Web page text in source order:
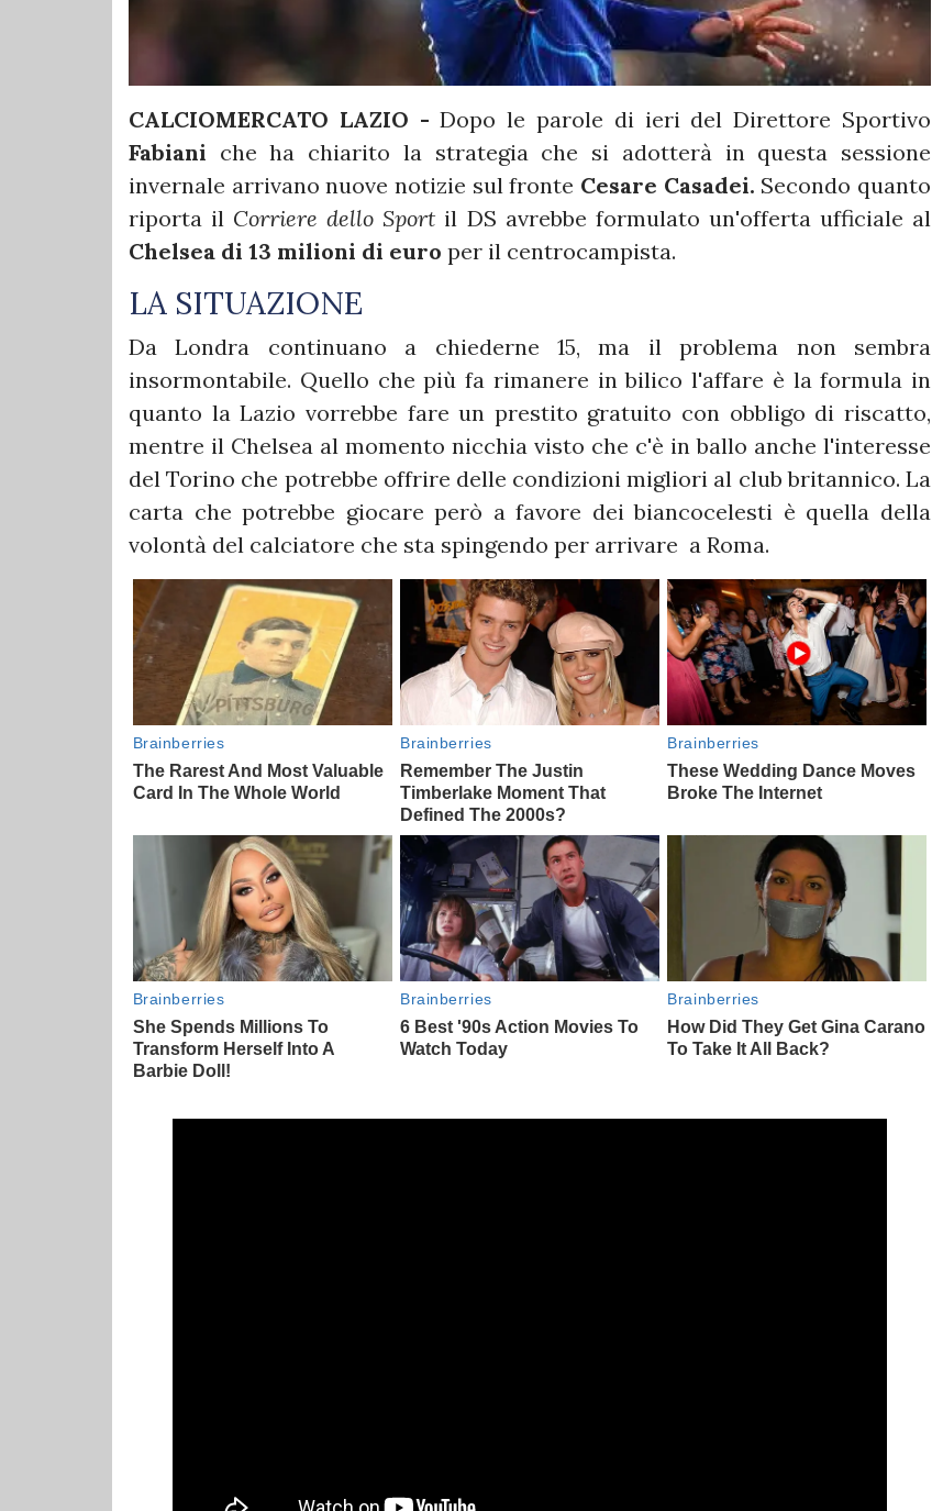
CALCIOMERCATO LAZIO - Dopo le parole di ieri del Direttore Sportivo
Fabiani che ha chiarito la strategia che si adotterà in questa sessione
invernale arrivano nuove notizie sul fronte Cesare Casadei. Secondo quanto
riporta il Corriere dello Sport il DS avrebbe formulato un'offerta ufficiale al
Chelsea di 13 milioni di euro per il centrocampista.
LA SITUAZIONE
Da Londra continuano a chiederne 15, ma il problema non sembra
insormontabile. Quello che più fa rimanere in bilico l'affare è la formula in
quanto la Lazio vorrebbe fare un prestito gratuito con obbligo di riscatto,
mentre il Chelsea al momento nicchia visto che c'è in ballo anche l'interesse
del Torino che potrebbe offrire delle condizioni migliori al club britannico. La
carta che potrebbe giocare però a favore dei biancocelesti è quella della
volontà del calciatore che sta spingendo per arrivare a Roma.